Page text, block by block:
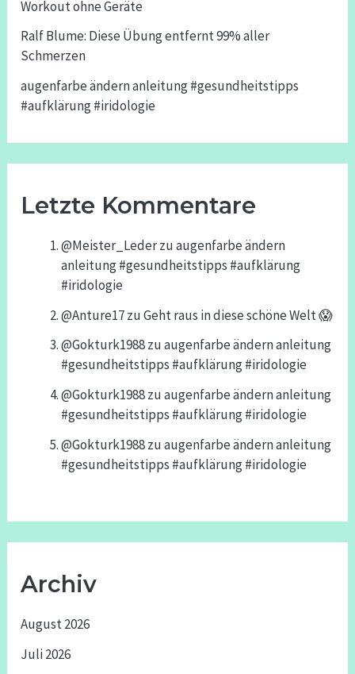
Workout ohne Geräte
Ralf Blume: Diese Übung entfernt 99% aller
Schmerzen
augenfarbe ändern anleitung #gesundheitstipps
#aufklärung #iridologie
Letzte Kommentare
@Meister_Lederzuaugenfarbe ändern
anleitung #gesundheitstipps #aufklärung
#iridologie
@Anture17zuGeht raus in diese schöne Welt 😱
@Gokturk1988zuaugenfarbe ändern anleitung
#gesundheitstipps #aufklärung #iridologie
@Gokturk1988zuaugenfarbe ändern anleitung
#gesundheitstipps #aufklärung #iridologie
@Gokturk1988zuaugenfarbe ändern anleitung
#gesundheitstipps #aufklärung #iridologie
Archiv
August 2026
Juli 2026